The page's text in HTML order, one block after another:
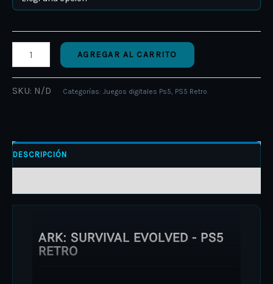
AGREGAR AL CARRITO
SKU: N/D Categorías: Juegos digitales Ps5, PS5 Retro
DESCRIPCIÓN
ARK: SURVIVAL EVOLVED - PS5
RETRO